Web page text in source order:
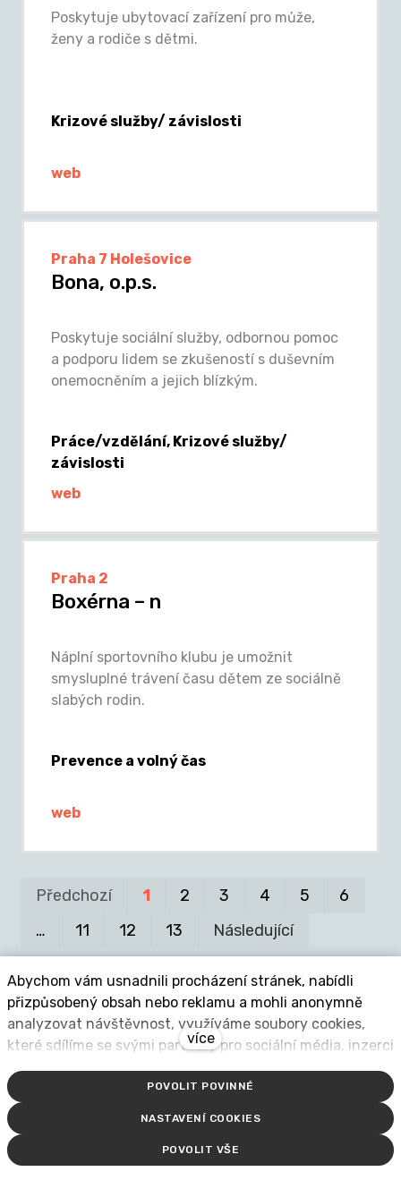
Poskytuje ubytovací zařízení pro může,
ženy a rodiče s dětmi.
Krizové služby/ závislosti
web
Praha 7 Holešovice
Bona, o.p.s.
Poskytuje sociální služby, odbornou pomoc
a podporu lidem se zkušeností s duševním
onemocněním a jejich blízkým.
Práce/vzdělání, Krizové služby/
závislosti
web
Praha 2
Boxérna – n
Náplní sportovního klubu je umožnit
smysluplné trávení času dětem ze sociálně
slabých rodin.
Prevence a volný čas
web
Předchozí 1 2 3 4 5
6
…
11 12 13 Následující
Aktuality
Abychom vám usnadnili procházení stránek, nabídli
přizpůsobený obsah nebo reklamu a mohli anonymně
analyzovat návštěvnost, využíváme soubory cookies,
které sdílíme se svými partnery pro sociální média, inzerci
a analýzu. Jejich nastavení upravíte odkazem "Nastavení
cookies" a kdykoliv jej můžete změnit v patičce webu.
Podrobnější informace najdete v našich Zásadách
ochrany osobních údajů a používání souborů cookies.
Souhlasíte s používáním cookies?
více
POVOLIT POVINNÉ
NASTAVENÍ COOKIES
POVOLIT VŠE